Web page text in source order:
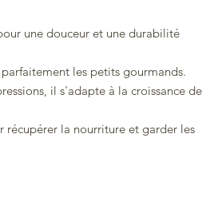
une douceur et une durabilité
les petits gourmands.
il s'adapte à la croissance de
récupérer la nourriture et garder les